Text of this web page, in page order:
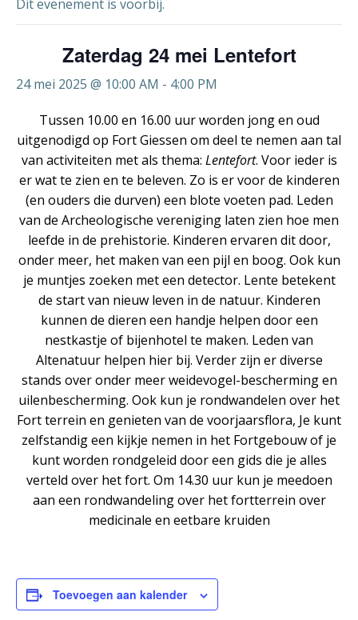
Dit evenement is voorbij.
Zaterdag 24 mei Lentefort
24 mei 2025 @ 10:00 AM - 4:00 PM
Tussen 10.00 en 16.00 uur worden jong en oud
uitgenodigd op Fort Giessen om deel te nemen aan tal
van activiteiten met als thema: Lentefort. Voor ieder is
er wat te zien en te beleven. Zo is er voor de kinderen
(en ouders die durven) een blote voeten pad. Leden
van de Archeologische vereniging laten zien hoe men
leefde in de prehistorie. Kinderen ervaren dit door,
onder meer, het maken van een pijl en boog. Ook kun
je muntjes zoeken met een detector. Lente betekent
de start van nieuw leven in de natuur. Kinderen
kunnen de dieren een handje helpen door een
nestkastje of bijenhotel te maken. Leden van
Altenatuur helpen hier bij. Verder zijn er diverse
stands over onder meer weidevogel-bescherming en
uilenbescherming. Ook kun je rondwandelen over het
Fort terrein en genieten van de voorjaarsflora, Je kunt
zelfstandig een kijkje nemen in het Fortgebouw of je
kunt worden rondgeleid door een gids die je alles
verteld over het fort. Om 14.30 uur kun je meedoen
aan een rondwandeling over het fortterrein over
medicinale en eetbare kruiden
Toevoegen aan kalender